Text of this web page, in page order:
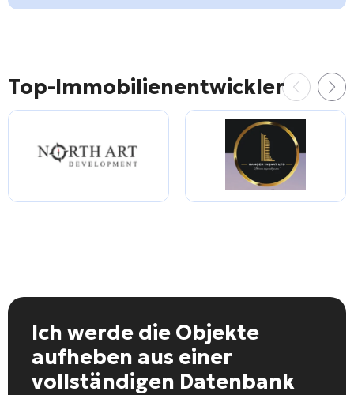
Top-Immobilienentwickler
Ich werde die Objekte
aufheben aus einer
vollständigen Datenbank